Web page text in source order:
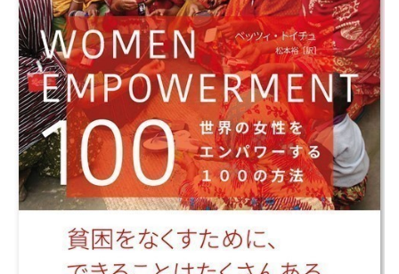
グルメ
トラベル
カルチャー/エンタメ
占い
性と愛